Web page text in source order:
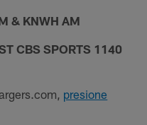
& KNWH AM
CBS SPORTS 1140
presione